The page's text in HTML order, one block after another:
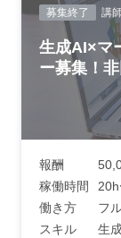
募集終了 講
生成AI×マ
ー募集！
報酬
稼働時間
働き方
フ
スキル
生